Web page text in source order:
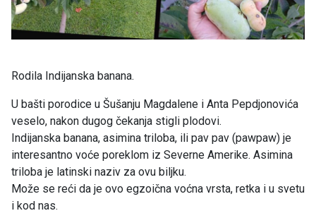
Rodila Indijanska banana.
U bašti porodice u Šušanju Magdalene i Anta Pepdjonovića
veselo, nakon dugog čekanja stigli plodovi.
Indijanska banana, asimina triloba, ili pav pav (pawpaw) je
interesantno voće poreklom iz Severne Amerike. Asimina
triloba je latinski naziv za ovu biljku.
Može se reći da je ovo egzoična voćna vrsta, retka i u svetu
i kod nas.